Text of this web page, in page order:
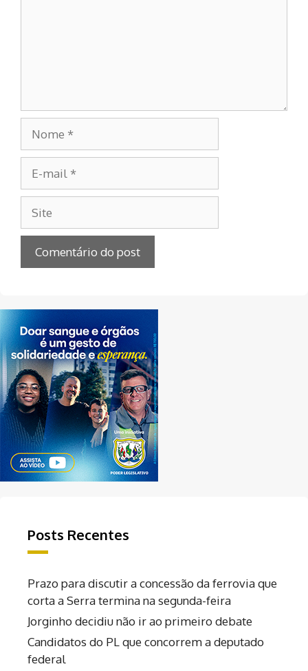
mail
Posts Recentes
Prazo para discutir a concessão da ferrovia que
corta a Serra termina na segunda-feira
Jorginho decidiu não ir ao primeiro debate
Candidatos do PL que concorrem a deputado
federal